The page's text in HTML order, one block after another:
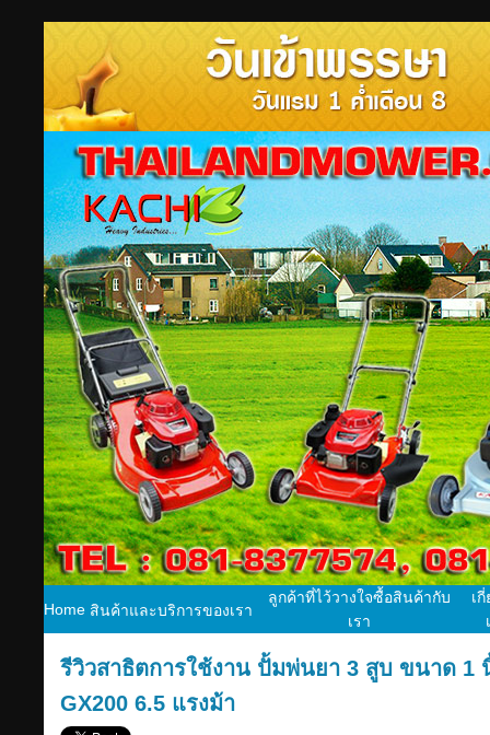
Home สินค้าและบริการของเรา
ลูกค้าที่ไว้วางใจซื้อสินค้ากับ
เรา
เ
รีวิวสาธิตการใช้งาน ปั้มพ่นยา 3 สูบ ขนาด 1
GX200 6.5 แรงม้า